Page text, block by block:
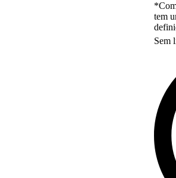
tem
Sem